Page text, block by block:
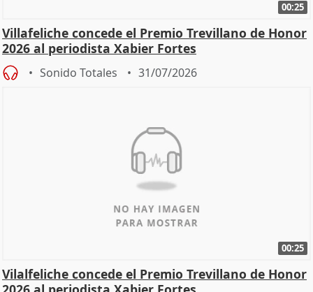
00:25
Villafeliche concede el Premio Trevillano de Honor
2026 al periodista Xabier Fortes
Sonido Totales 31/07/2026
00:25
Vilalfeliche concede el Premio Trevillano de Honor